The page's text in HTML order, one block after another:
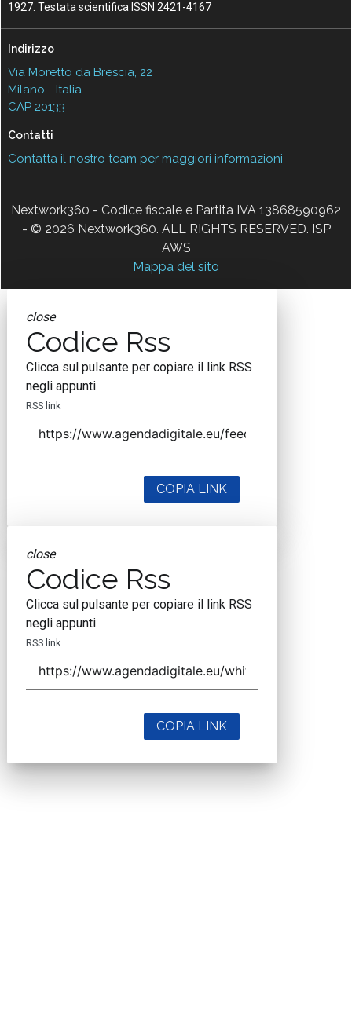
1927. Testata scientifica ISSN 2421-4167
Indirizzo
Via Moretto da Brescia, 22
Milano - Italia
CAP 20133
Contatti
Contatta il nostro team per maggiori informazioni
Nextwork360 - Codice fiscale e Partita IVA 13868590962
- © 2026 Nextwork360. ALL RIGHTS RESERVED. ISP
AWS
Mappa del sito
close
Codice Rss
Clicca sul pulsante per copiare il link RSS
negli appunti.
RSS link
COPIA LINK
close
Codice Rss
Clicca sul pulsante per copiare il link RSS
negli appunti.
RSS link
COPIA LINK